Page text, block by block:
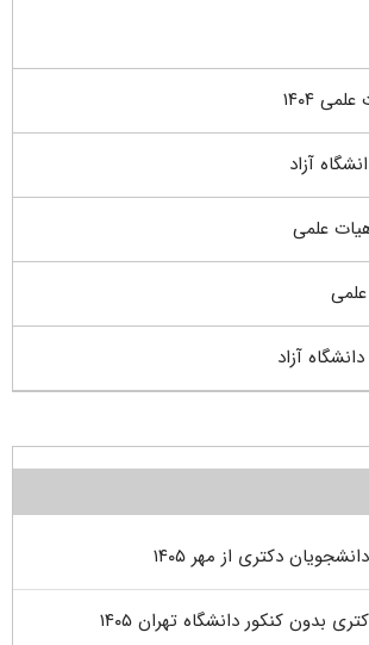
۱۴۰۴
آزاد
علمی
آزاد
دکتری از مهر ۱۴۰۵
بدون کنکور دانشگاه تهران ۱۴۰۵